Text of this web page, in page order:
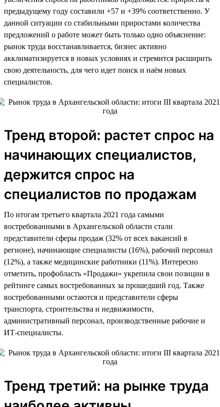
предыдущему году составили +57 и +39% соответственно. У
данной ситуации со стабильными приростами количества
предложений о работе может быть только одно объяснение:
рынок труда восстанавливается, бизнес активно
акклиматизируется в новых условиях и стремится расширить
свою деятельность, для чего идет поиск и наём новых
специалистов.
Тренд второй: растет спрос на
начинающих специалистов,
держится спрос на
специалистов по продажам
По итогам третьего квартала 2021 года самыми
востребованными в Архангельской области стали
представители сферы продаж (32% от всех вакансий в
регионе), начинающие специалисты (16%), рабочий персонал
(12%), а также медицинские работники (11%). Интересно
отметить, профобласть «Продажи» укрепила свои позиции в
рейтинге самых востребованных за прошедший год. Также
востребованными остаются и представители сферы
транспорта, строительства и недвижимости,
административный персонал, производственные рабочие и
ИТ-специалисты.
Тренд третий: на рынке труда